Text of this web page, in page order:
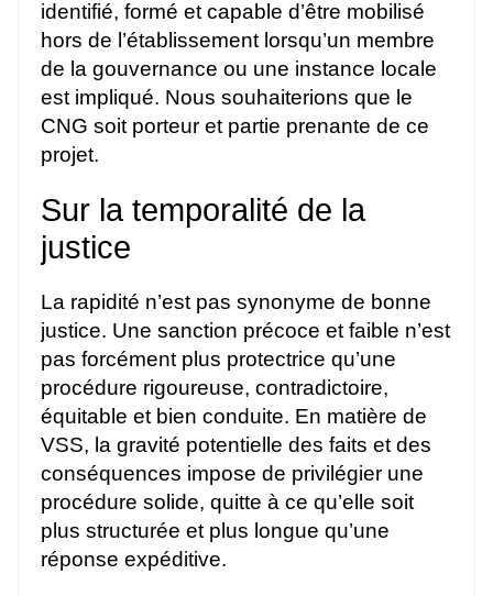
identifié, formé et capable d’être mobilisé
hors de l’établissement lorsqu’un membre
de la gouvernance ou une instance locale
est impliqué. Nous souhaiterions que le
CNG soit porteur et partie prenante de ce
projet.
Sur la temporalité de la
justice
La rapidité n’est pas synonyme de bonne
justice. Une sanction précoce et faible n’est
pas forcément plus protectrice qu’une
procédure rigoureuse, contradictoire,
équitable et bien conduite. En matière de
VSS, la gravité potentielle des faits et des
conséquences impose de privilégier une
procédure solide, quitte à ce qu’elle soit
plus structurée et plus longue qu’une
réponse expéditive.